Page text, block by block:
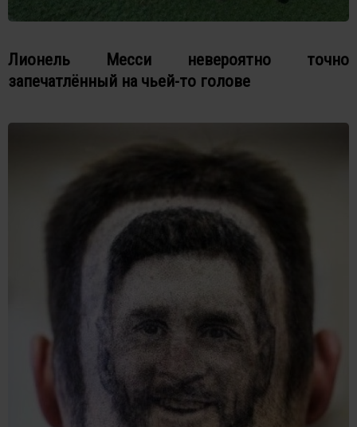
Лионель Месси невероятно точно
запечатлённый на чьей-то голове